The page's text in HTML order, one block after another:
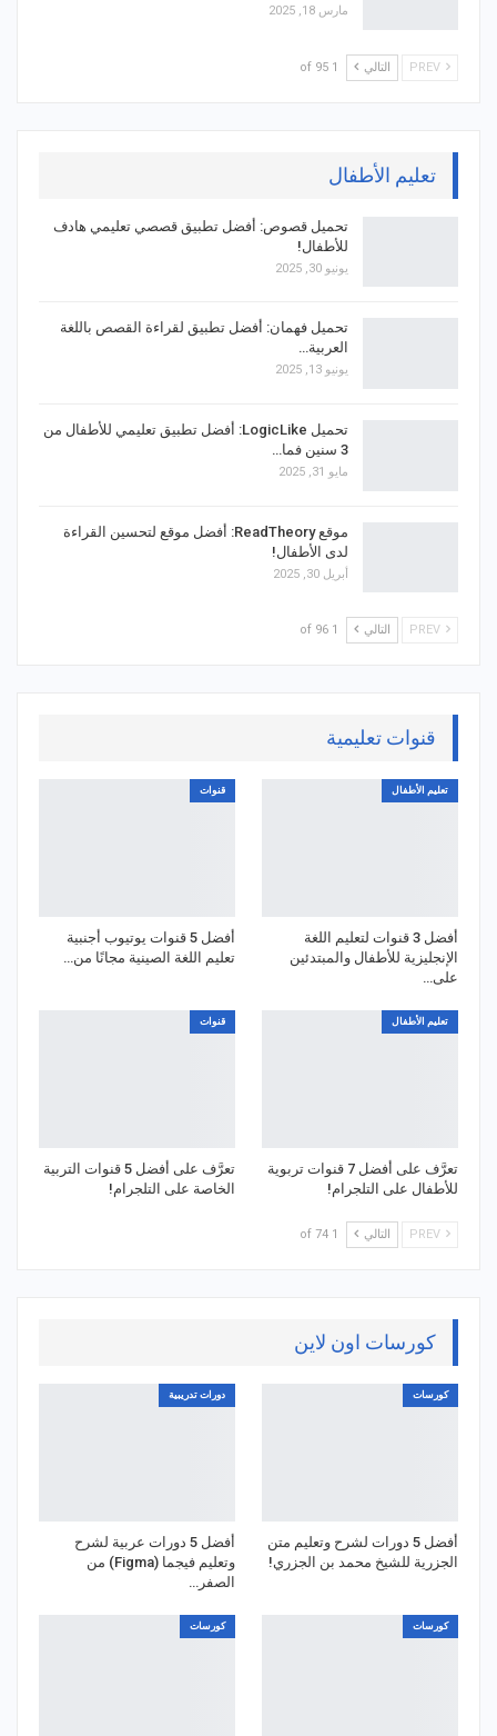
مارس 18, 2025
التالي 1 of 95
تعليم الأطفال
تحميل قصوص: أفضل تطبيق قصصي تعليمي هادف
للأطفال!
يونيو 30, 2025
تحميل فهمان: أفضل تطبيق لقراءة القصص باللغة
العربية…
يونيو 13, 2025
تحميل LogicLike: أفضل تطبيق تعليمي للأطفال من
3 سنين فما…
مايو 31, 2025
موقع ReadTheory: أفضل موقع لتحسين القراءة
لدى الأطفال!
أبريل 30, 2025
التالي 1 of 96
قنوات تعليمية
تعليم الأطفال
أفضل 3 قنوات لتعليم اللغة
الإنجليزية للأطفال والمبتدئين
على…
قنوات
أفضل 5 قنوات يوتيوب أجنبية
تعليم اللغة الصينية مجانًا من…
تعليم الأطفال
تعرَّف على أفضل 7 قنوات تربوية
للأطفال على التلجرام!
قنوات
تعرَّف على أفضل 5 قنوات التربية
الخاصة على التلجرام!
التالي 1 of 74
كورسات اون لاين
كورسات
أفضل 5 دورات لشرح وتعليم متن
الجزرية للشيخ محمد بن الجزري!
دورات تدريبية
أفضل 5 دورات عربية لشرح
وتعليم فيجما (Figma) من
الصفر…
كورسات كورسات